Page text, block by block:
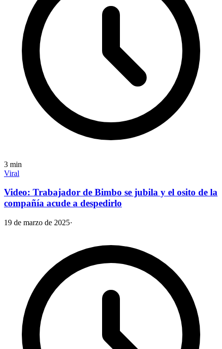
3 min
Viral
Video: Trabajador de Bimbo se jubila y el osito de la
compañía acude a despedirlo
19 de marzo de 2025·